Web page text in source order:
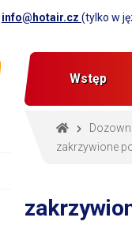
info@hotair.cz (tylko w
Wstęp
zakrzywione